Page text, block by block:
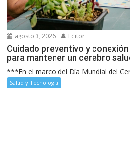
agosto 3, 2026 Editor
Cuidado preventivo y
para mantener un cerebro
***En el marco del Día Mundial del
Salud y Tecnología